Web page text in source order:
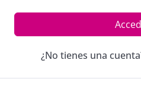
¿No tienes una